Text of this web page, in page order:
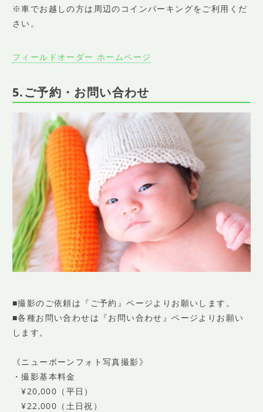
※車でお越しの方は周辺のコインパーキングをご利用くだ
さい。
フィールドオーダー ホームページ
5.ご予約・お問い合わせ
■撮影のご依頼は『ご予約』ページよりお願いします。
■各種お問い合わせは『お問い合わせ』ページよりお願い
します。
《ニューボーンフォト写真撮影》
・撮影基本料金
¥20,000（平日）
¥22,000（土日祝）